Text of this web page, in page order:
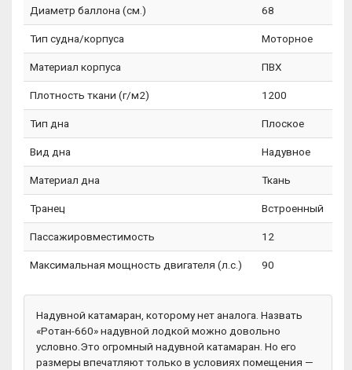
Диаметр баллона (см.) 68
Тип судна/корпуса Моторное
Материал корпуса ПВХ
Плотность ткани (г/м2) 1200
Тип дна Плоское
Вид дна Надувное
Материал дна Ткань
Транец Встроенный
Пассажировместимость 12
Максимальная мощность двигателя (л.с.) 90
Надувной катамаран, которому нет аналога. Назвать
«Ротан-660» надувной лодкой можно довольно
условно.Это огромный надувной катамаран. Но его
размеры впечатляют только в условиях помещения —